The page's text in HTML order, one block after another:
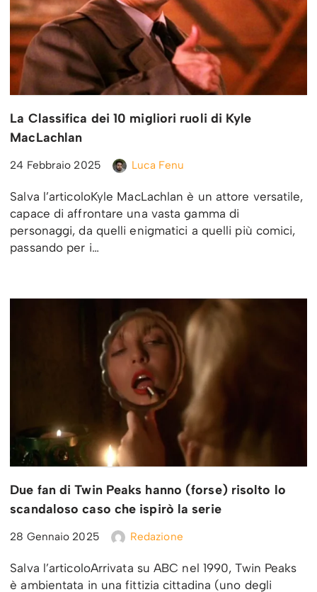
La Classifica dei 10 migliori ruoli di Kyle
MacLachlan
24 Febbraio 2025 Luca Fenu
Salva l’articoloKyle MacLachlan è un attore versatile,
capace di affrontare una vasta gamma di
personaggi, da quelli enigmatici a quelli più comici,
passando per i…
Due fan di Twin Peaks hanno (forse) risolto lo
scandaloso caso che ispirò la serie
28 Gennaio 2025 Redazione
Salva l’articoloArrivata su ABC nel 1990, Twin Peaks
è ambientata in una fittizia cittadina (uno degli